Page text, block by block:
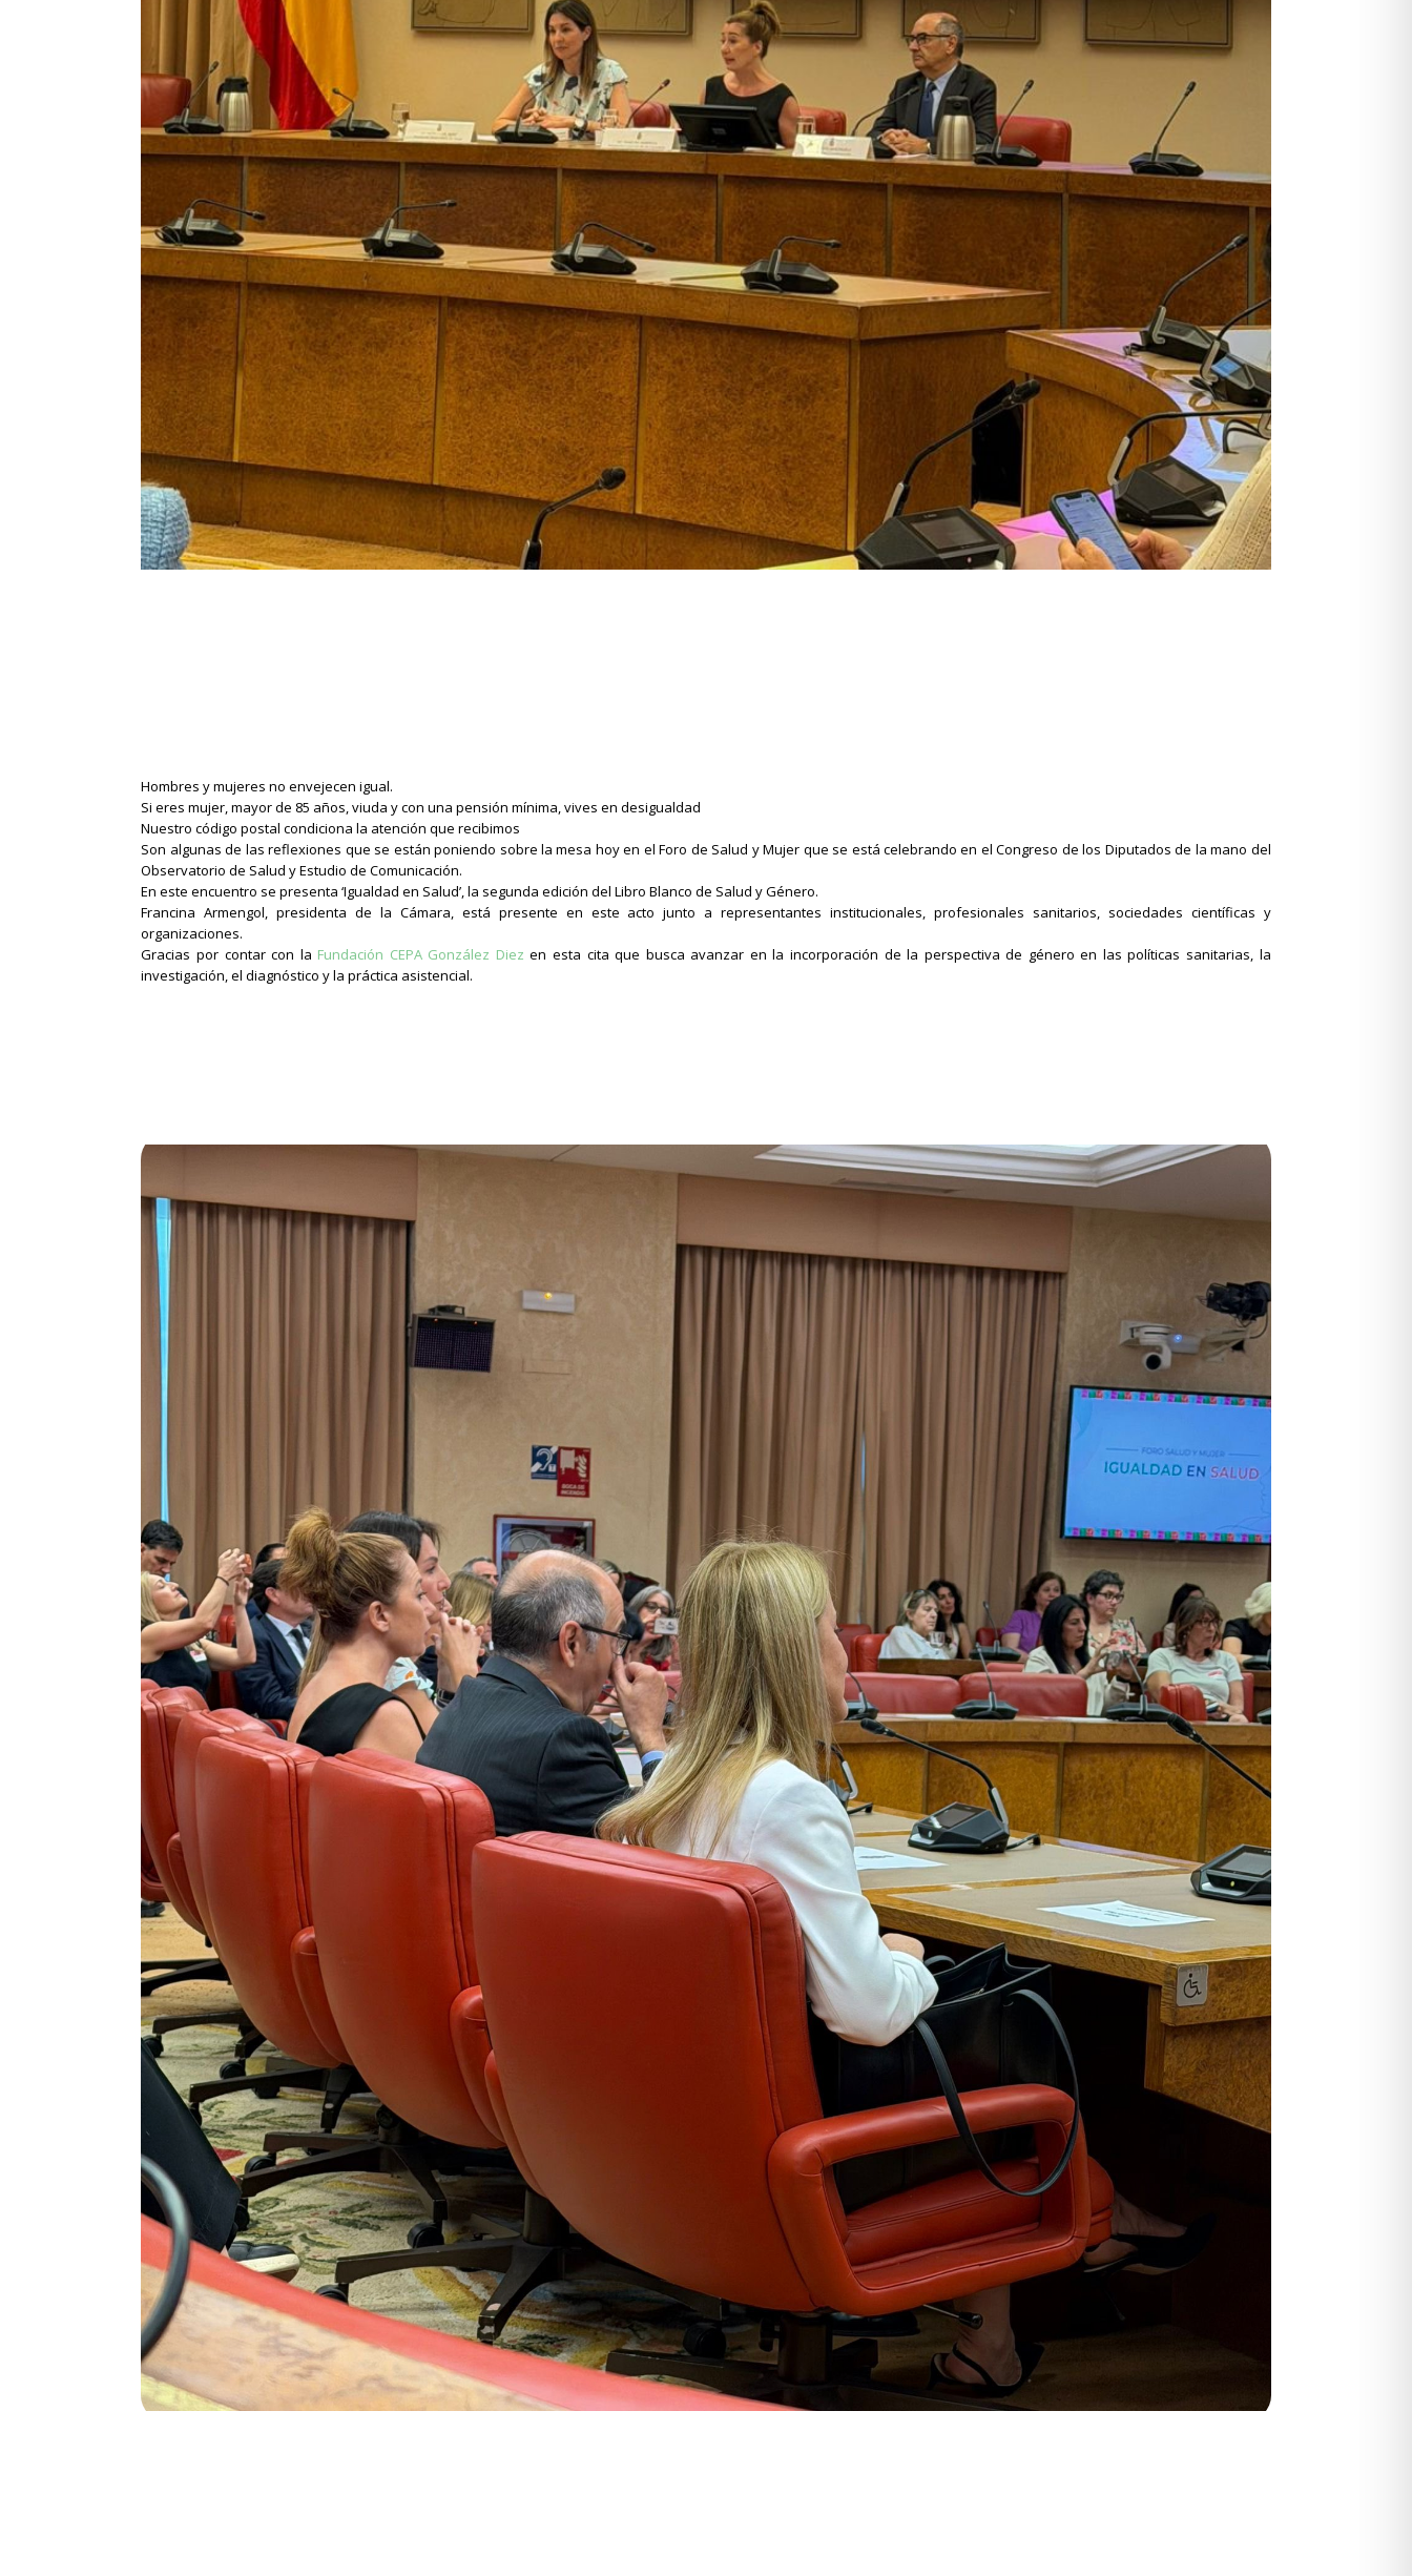
Hombres y mujeres no envejecen igual.
Si eres mujer, mayor de 85 años, viuda y con una pensión mínima, vives en desigualdad
Nuestro código postal condiciona la atención que recibimos
Son algunas de las reflexiones que se están poniendo sobre la mesa hoy en el Foro de Salud y Mujer que se está celebrando en el Congreso de los Diputados de la mano del
Observatorio de Salud y Estudio de Comunicación.
En este encuentro se presenta ‘Igualdad en Salud’, la segunda edición del Libro Blanco de Salud y Género.
Francina Armengol, presidenta de la Cámara, está presente en este acto junto a representantes institucionales, profesionales sanitarios, sociedades científicas y
organizaciones.
Gracias por contar con la Fundación CEPA González Diez en esta cita que busca avanzar en la incorporación de la perspectiva de género en las políticas sanitarias, la
investigación, el diagnóstico y la práctica asistencial.